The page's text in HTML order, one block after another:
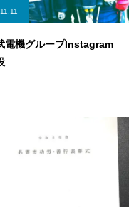
電機グループInstagram